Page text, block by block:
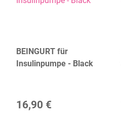
BEINGURT für
Insulinpumpe - Black
16,90 €